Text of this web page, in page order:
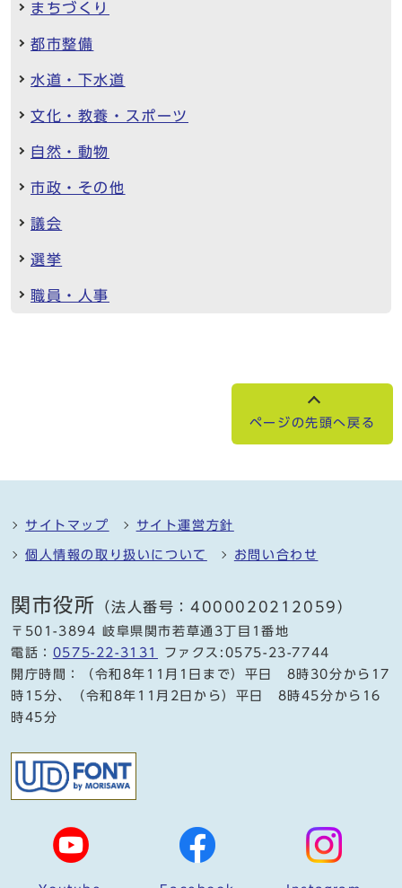
まちづくり
都市整備
水道・下水道
文化・教養・スポーツ
自然・動物
市政・その他
議会
選挙
職員・人事
ページの先頭へ戻る
サイトマップ サイト運営方針
個人情報の取り扱いについて お問い合わせ
関市役所 （法人番号：4000020212059）
〒501-3894 岐阜県関市若草通3丁目1番地
電話： 0575-22-3131
ファクス:0575-23-7744
開庁時間：（令和8年11月1日まで）平日 8時30分から17
時15分、（令和8年11月2日から）平日 8時45分から16
時45分